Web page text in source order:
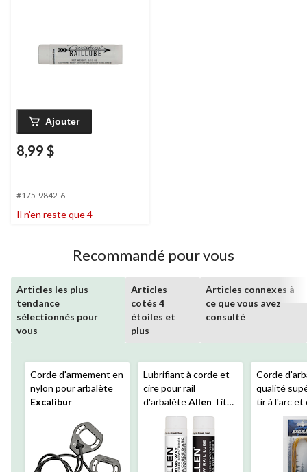
Ajouter
8,99 $
#175-9842-6
Il n’en reste que 4
Recommandé pour vous
Articles les plus
tendance
sélectionnés pour
vous
Articles
cotés 4
étoiles et
plus
Articles connexes à
ce que vous avez
consulté
Corde d'armement en
nylon pour arbalète
Excalibur
Lubrifiant à corde et
cire pour rail
d'arbalèteAllen Tital,
paq. 2
Corde
qualité
tir à l'arc et
Excalibur
pointes